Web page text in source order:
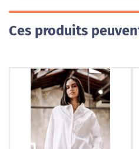
Ces produits